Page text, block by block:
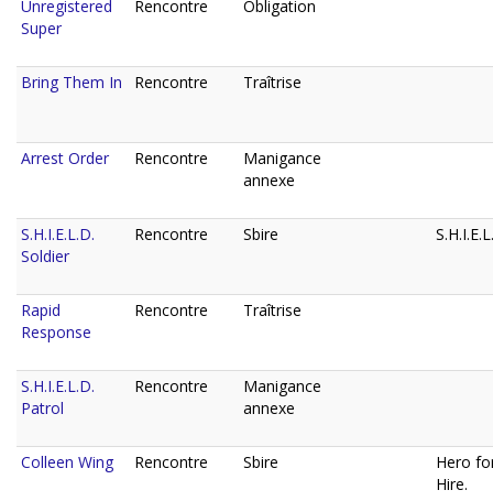
Unregistered
Super
Rencontre Obligation
Bring Them In Rencontre Traîtrise
Arrest Order Rencontre
Manigance
annexe
S.H.I.E.L.D.
Soldier
Rencontre Sbire
Rapid
Response
Rencontre Traîtrise
S.H.I.E.L.D.
Patrol
Rencontre
Manigance
annexe
Colleen Wing Rencontre Sbire
Hero
Hire.